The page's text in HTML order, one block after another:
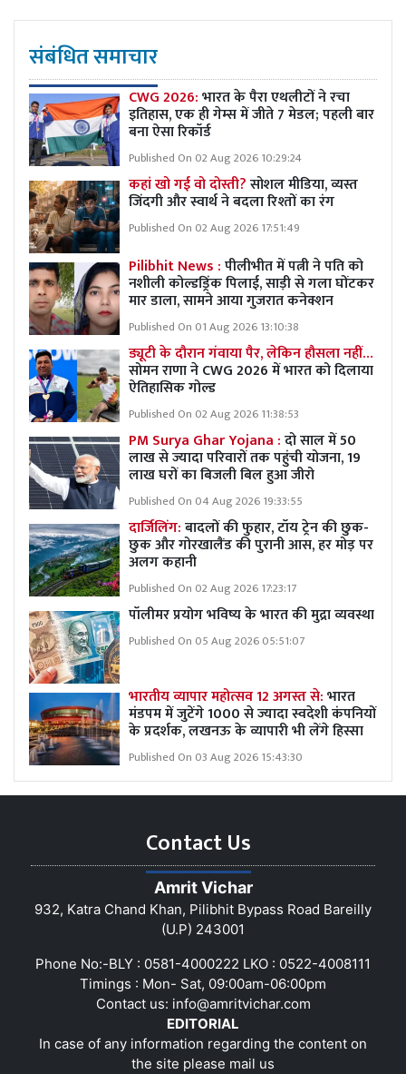
संबंधित समाचार
CWG 2026:भारत के पैरा एथलीटों ने रचा
इतिहास, एक ही गेम्स में जीते 7 मेडल; पहली बार
बना ऐसा रिकॉर्ड
Published On 02 Aug 2026 10:29:24
कहां खो गई वो दोस्ती?सोशल मीडिया, व्यस्त
जिंदगी और स्वार्थ ने बदला रिश्तों का रंग
Published On 02 Aug 2026 17:51:49
Pilibhit News :पीलीभीत में पत्नी ने पति को
नशीली कोल्डड्रिंक पिलाई, साड़ी से गला घोंटकर
मार डाला, सामने आया गुजरात कनेक्शन
Published On 01 Aug 2026 13:10:38
ड्यूटी के दौरान गंवाया पैर, लेकिन हौसला नहीं…
सोमन राणा ने CWG 2026 में भारत को दिलाया
ऐतिहासिक गोल्ड
Published On 02 Aug 2026 11:38:53
PM Surya Ghar Yojana :दो साल में 50
लाख से ज्यादा परिवारों तक पहुंची योजना, 19
लाख घरों का बिजली बिल हुआ जीरो
Published On 04 Aug 2026 19:33:55
दार्जिलिंग:बादलों की फुहार, टॉय ट्रेन की छुक-
छुक और गोरखालैंड की पुरानी आस, हर मोड़ पर
अलग कहानी
Published On 02 Aug 2026 17:23:17
पॉलीमर प्रयोग भविष्य के भारत की मुद्रा व्यवस्था
Published On 05 Aug 2026 05:51:07
भारतीय व्यापार महोत्सव 12 अगस्त से:भारत
मंडपम में जुटेंगे 1000 से ज्यादा स्वदेशी कंपनियों
के प्रदर्शक, लखनऊ के व्यापारी भी लेंगे हिस्सा
Published On 03 Aug 2026 15:43:30
Contact Us
Amrit Vichar
932, Katra Chand Khan, Pilibhit Bypass Road Bareilly
(U.P) 243001
Phone No:-BLY : 0581-4000222 LKO : 0522-4008111
Timings : Mon- Sat, 09:00am-06:00pm
Contact us: info@amritvichar.com
EDITORIAL
In case of any information regarding the content on
the site please mail us